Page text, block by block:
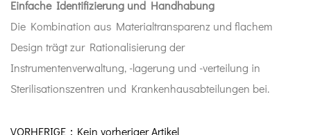
Einfache Identifizierung und Handhabung
Die Kombination aus Materialtransparenz und flachem
Design trägt zur Rationalisierung der
Instrumentenverwaltung, -lagerung und -verteilung in
Sterilisationszentren und Krankenhausabteilungen bei.
VORHERIGE：Kein vorheriger Artikel